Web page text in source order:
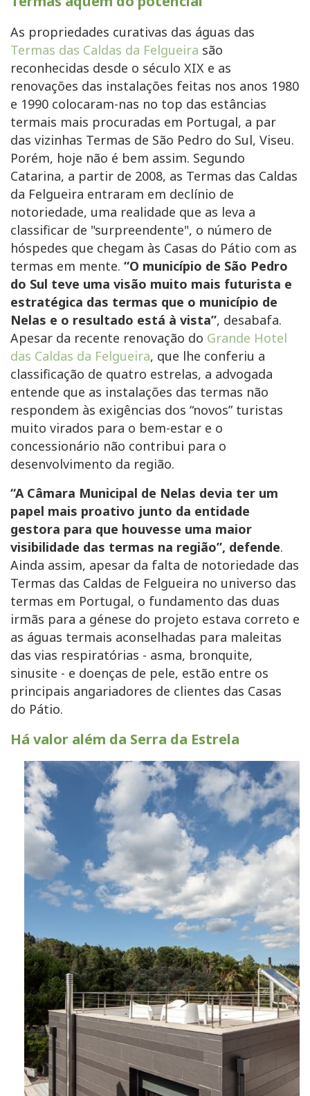
As propriedades curativas das águas das
Termas das Caldas da Felgueira são
reconhecidas desde o século XIX e as
renovações das instalações feitas nos anos 1980
e 1990 colocaram-nas no top das estâncias
termais mais procuradas em Portugal, a par
das vizinhas Termas de São Pedro do Sul, Viseu.
Porém, hoje não é bem assim. Segundo
Catarina, a partir de 2008, as Termas das Caldas
da Felgueira entraram em declínio de
notoriedade, uma realidade que as leva a
classificar de "surpreendente", o número de
hóspedes que chegam às Casas do Pátio com as
termas em mente. “O município de São Pedro
do Sul teve uma visão muito mais futurista e
estratégica das termas que o município de
Nelas e o resultado está à vista”, desabafa.
Apesar da recente renovação do Grande Hotel
das Caldas da Felgueira, que lhe conferiu a
classificação de quatro estrelas, a advogada
entende que as instalações das termas não
respondem às exigências dos “novos” turistas
muito virados para o bem-estar e o
concessionário não contribui para o
desenvolvimento da região.
“A Câmara Municipal de Nelas devia ter um
papel mais proativo junto da entidade
gestora para que houvesse uma maior
visibilidade das termas na região”, defende.
Ainda assim, apesar da falta de notoriedade das
Termas das Caldas de Felgueira no universo das
termas em Portugal, o fundamento das duas
irmãs para a génese do projeto estava correto e
as águas termais aconselhadas para maleitas
das vias respiratórias - asma, bronquite,
sinusite - e doenças de pele, estão entre os
principais angariadores de clientes das Casas
do Pátio.
Há valor além da Serra da Estrela